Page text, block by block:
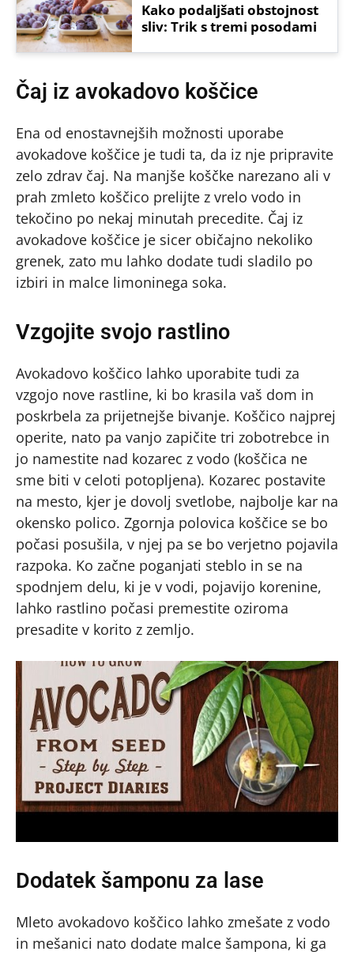
Kako podaljšati obstojnost
sliv: Trik s tremi posodami
Čaj iz avokadovo koščice
Ena od enostavnejših možnosti uporabe
avokadove koščice je tudi ta, da iz nje pripravite
zelo zdrav čaj. Na manjše koščke narezano ali v
prah zmleto koščico prelijte z vrelo vodo in
tekočino po nekaj minutah precedite. Čaj iz
avokadove koščice je sicer običajno nekoliko
grenek, zato mu lahko dodate tudi sladilo po
izbiri in malce limoninega soka.
Vzgojite svojo rastlino
Avokadovo koščico lahko uporabite tudi za
vzgojo nove rastline, ki bo krasila vaš dom in
poskrbela za prijetnejše bivanje. Koščico najprej
operite, nato pa vanjo zapičite tri zobotrebce in
jo namestite nad kozarec z vodo (koščica ne
sme biti v celoti potopljena). Kozarec postavite
na mesto, kjer je dovolj svetlobe, najbolje kar na
okensko polico. Zgornja polovica koščice se bo
počasi posušila, v njej pa se bo verjetno pojavila
razpoka. Ko začne poganjati steblo in se na
spodnjem delu, ki je v vodi, pojavijo korenine,
lahko rastlino počasi premestite oziroma
presadite v korito z zemljo.
Dodatek šamponu za lase
Mleto avokadovo koščico lahko zmešate z vodo
in mešanici nato dodate malce šampona, ki ga